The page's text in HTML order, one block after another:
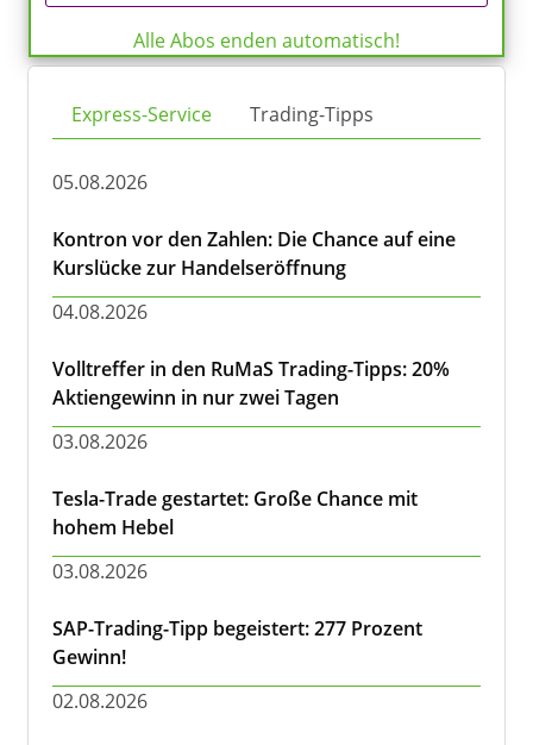
Alle Abos enden automatisch!
Express-Service Trading-Tipps
05.08.2026
Kontron vor den Zahlen: Die Chance auf eine
Kurslücke zur Handelseröffnung
04.08.2026
Volltreffer in den RuMaS Trading-Tipps: 20%
Aktiengewinn in nur zwei Tagen
03.08.2026
Tesla-Trade gestartet: Große Chance mit
hohem Hebel
03.08.2026
SAP-Trading-Tipp begeistert: 277 Prozent
Gewinn!
02.08.2026